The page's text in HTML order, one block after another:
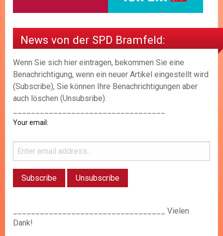
News von der SPD Bramfeld:
Wenn Sie sich hier eintragen, bekommen Sie eine
Benachrichtigung, wenn ein neuer Artikel eingestellt wird
(Subscribe), Sie können Ihre Benachrichtigungen aber
auch löschen (Unsubsribe).
Your email:
__________________________________ Vielen
Dank!